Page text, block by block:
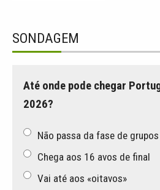
SONDAGEM
Até onde pode chegar
2026?
Não passa da fase de grupos
Chega aos 16 avos de final
Vai até aos «oitavos»